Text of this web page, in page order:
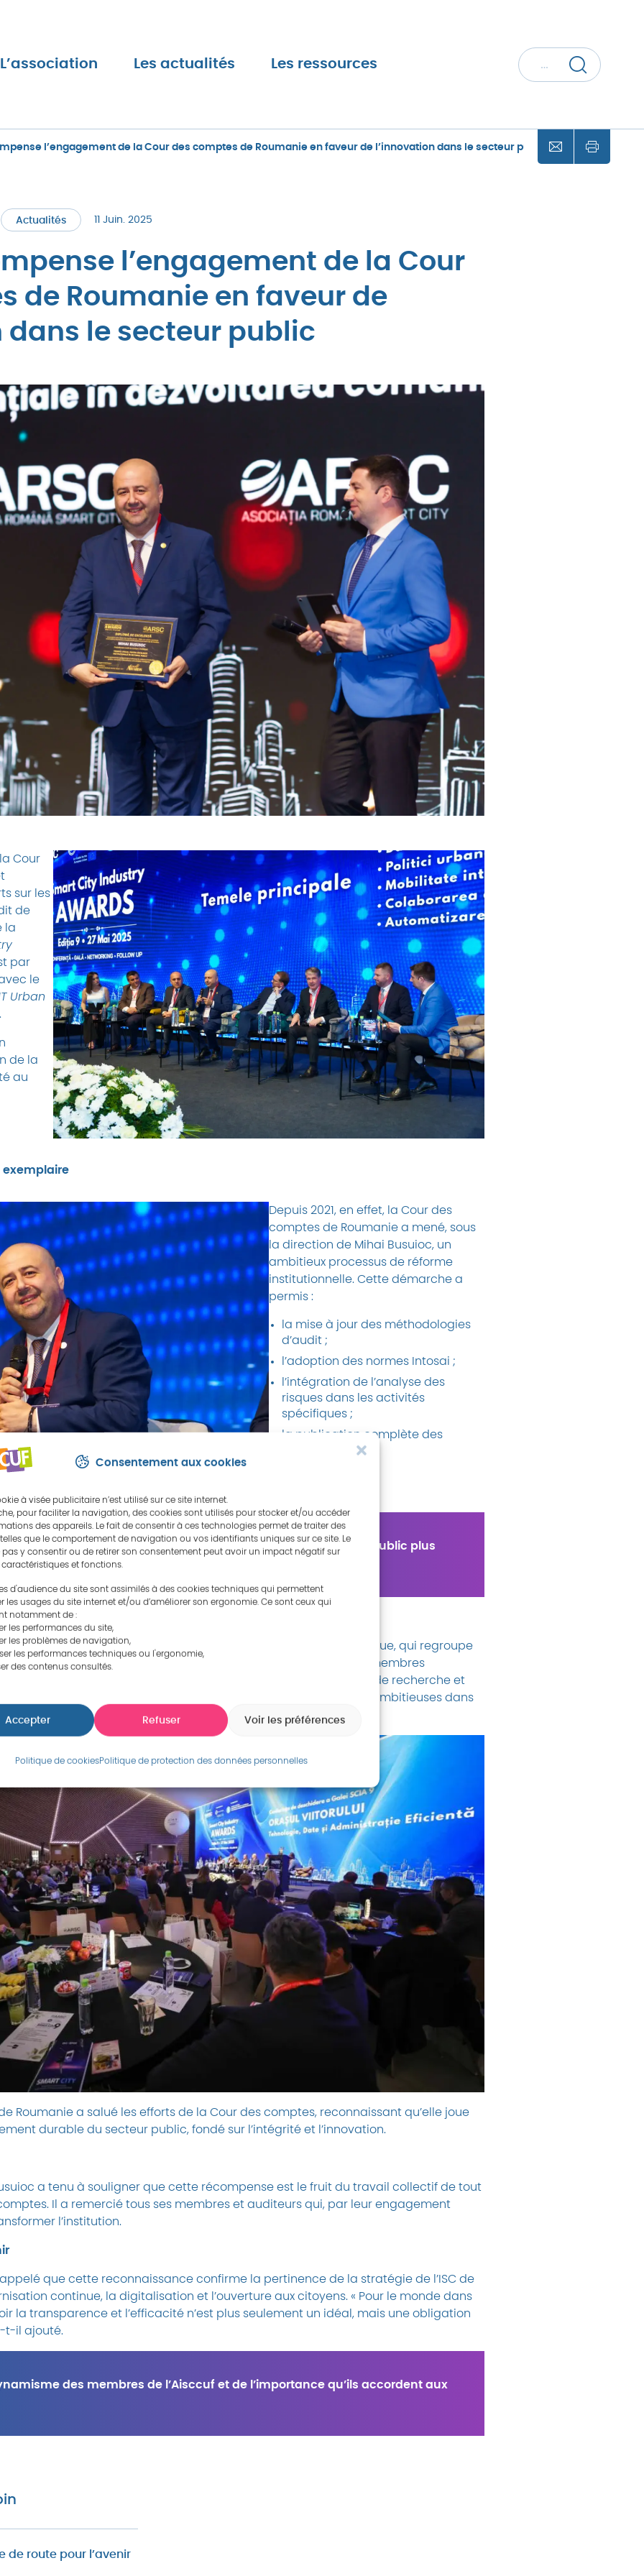
Consentement aux cookies
à visée publicitaire n’est utilisé sur ce site internet.
pour faciliter la navigation, des cookies sont utilisés pour stocker et/ou accéder
des appareils. Le fait de consentir à ces technologies permet de traiter des
que le comportement de navigation ou vos identifiants uniques sur ce site. Le
pas y consentir ou de retirer son consentement peut avoir un impact négatif sur
et fonctions.
d'audience du site sont assimilés à des cookies techniques qui permettent
les usages du site internet et/ou d’améliorer son ergonomie. Ce sont ceux qui
notamment de :
les performances du site,
les problèmes de navigation,
les performances techniques ou l'ergonomie,
des contenus consultés.
Accepter Refuser Voir les préférences
Politique de cookiesPolitique de protection des données personnelles
L’association Les actualités Les ressources
l’engagement de la Cour des comptes de Roumanie en faveur de l’innovation dans le secteur public
Actualités 11 Juin. 2025
l’engagement de la Cour
de Roumanie en faveur de
dans le secteur public
Cour
sur les
de
la
par
le
Urban
de la
au
exemplaire
Depuis 2021, en effet, la Cour des
comptes de Roumanie a mené, sous
la direction de Mihai Busuioc, un
ambitieux processus de réforme
institutionnelle. Cette démarche a
permis :
la mise à jour des méthodologies
d’audit ;
l’adoption des normes Intosai ;
l’intégration de l’analyse des
risques dans les activités
spécifiques ;
la publication complète des
rapports d’audit.
la rigueur et la qualité des contrôles, favorisant un secteur public plus
Smart City
une organisation non gouvernementale, indépendante et apolitique, qui regroupe
issus de multiples secteurs, ainsi que plus de 300 partenaires et membres
conseils départementaux, entreprises, universités et centres de recherche et
de dialogue et de reconnaissance des initiatives les plus ambitieuses dans
niveau national qu’international.
Roumanie a salué les efforts de la Cour des comptes, reconnaissant qu’elle joue
durable du secteur public, fondé sur l’intégrité et l’innovation.
a tenu à souligner que cette récompense est le fruit du travail collectif de tout
Il a remercié tous ses membres et auditeurs qui, par leur engagement
l’institution.
que cette reconnaissance confirme la pertinence de la stratégie de l’ISC de
continue, la digitalisation et l’ouverture aux citoyens. « Pour le monde dans
la transparence et l’efficacité n’est plus seulement un idéal, mais une obligation
t-il ajouté.
des membres de l’Aisccuf et de l’importance qu’ils accordent aux
de route pour l’avenir